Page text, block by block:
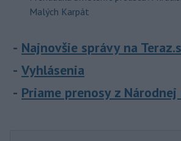
Malých Karpát
Najnovšie správy na
Vyhlásenia
Priame prenosy z Národnej